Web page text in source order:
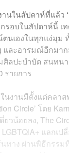
านในสัปดาห์ที่แล้ว
รอบในสัปดาห์นี้ เ
นเองในทุกแง่มุม
และอารมณ์อีกมา
ศิลปะบำบัด สนทน
รายการ
นงานมีตั้งแต่คลาส
Circle’ โดย
ยวน้อยลง, The
LGBTQIA+ แลกเ
ทาง ผ่านพิธีกรรม